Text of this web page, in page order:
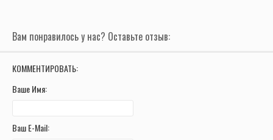
Вам понравилось у нас? Оставьте отзыв:
КОММЕНТИРОВАТЬ:
Ваше Имя:
Ваш E-Mail: